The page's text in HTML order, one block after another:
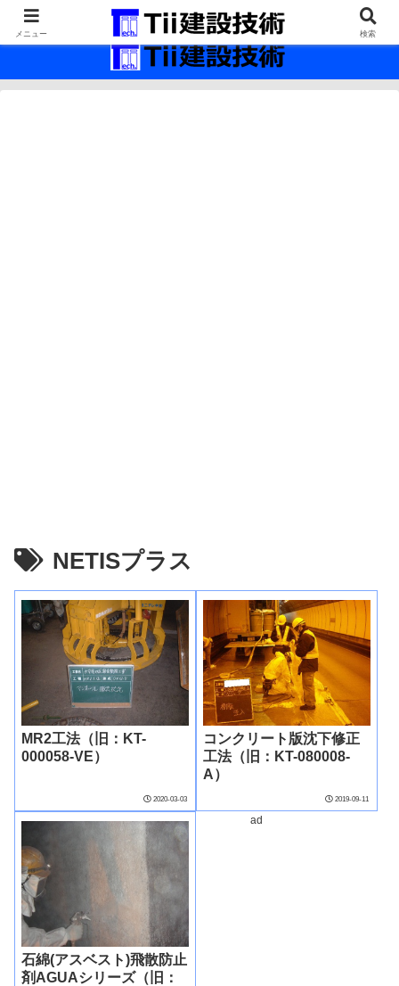
最新の建設技術の情報インフラ。
NETISプラス
MR2工法（旧：KT-
000058-VE）
2020-03-03
コンクリート版沈下修正
工法（旧：KT-080008-
A）
2019-09-11
石綿(アスベスト)飛散防止
剤AGUAシリーズ（旧：
ad
メニュー 検索